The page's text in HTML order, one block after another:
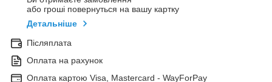
або гроші повернуться на вашу картку
Детальніше
Післяплата
Оплата на рахунок
Оплата картою Visa, Mastercard - WayForPay